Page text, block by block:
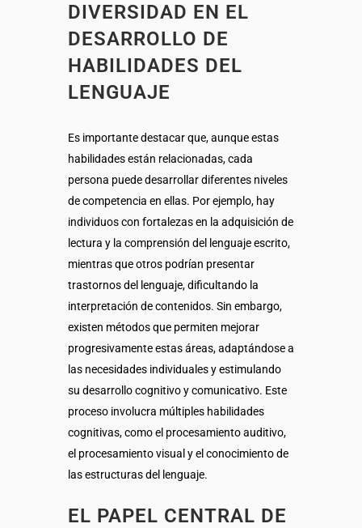
DIVERSIDAD EN EL
DESARROLLO DE
HABILIDADES DEL
LENGUAJE
Es importante destacar que, aunque estas
habilidades están relacionadas, cada
persona puede desarrollar diferentes niveles
de competencia en ellas. Por ejemplo, hay
individuos con fortalezas en la adquisición de
lectura y la comprensión del lenguaje escrito,
mientras que otros podrían presentar
trastornos del lenguaje, dificultando la
interpretación de contenidos. Sin embargo,
existen métodos que permiten mejorar
progresivamente estas áreas, adaptándose a
las necesidades individuales y estimulando
su desarrollo cognitivo y comunicativo. Este
proceso involucra múltiples habilidades
cognitivas, como el procesamiento auditivo,
el procesamiento visual y el conocimiento de
las estructuras del lenguaje.
EL PAPEL CENTRAL DE